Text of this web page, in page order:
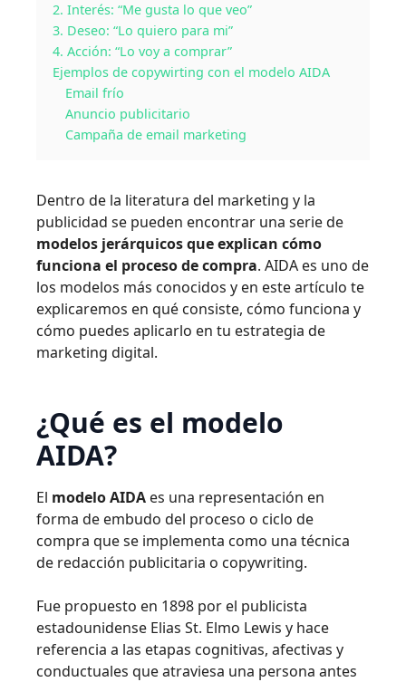
2. Interés: “Me gusta lo que veo”
3. Deseo: “Lo quiero para mi”
4. Acción: “Lo voy a comprar”
Ejemplos de copywirting con el modelo AIDA
Email frío
Anuncio publicitario
Campaña de email marketing
Dentro de la literatura del marketing y la
publicidad se pueden encontrar una serie de
modelos jerárquicos que explican cómo
funciona el proceso de compra. AIDA es uno de
los modelos más conocidos y en este artículo te
explicaremos en qué consiste, cómo funciona y
cómo puedes aplicarlo en tu estrategia de
marketing digital.
¿Qué es el modelo
AIDA?
El modelo AIDA es una representación en
forma de embudo del proceso o ciclo de
compra que se implementa como una técnica
de redacción publicitaria o copywriting.
Fue propuesto en 1898 por el publicista
estadounidense Elias St. Elmo Lewis y hace
referencia a las etapas cognitivas, afectivas y
conductuales que atraviesa una persona antes